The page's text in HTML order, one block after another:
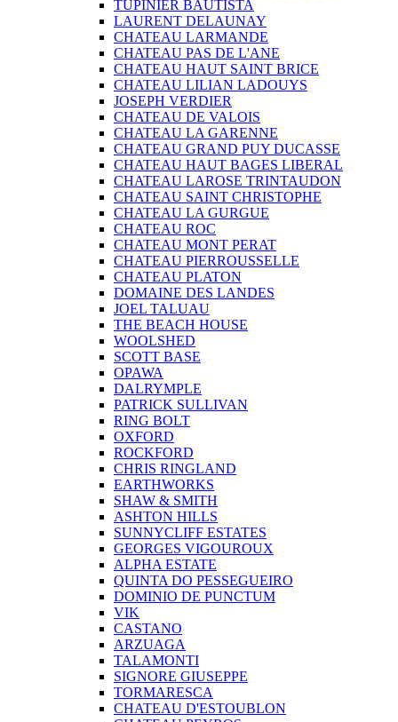
TUPINIER BAUTISTA
LAURENT DELAUNAY
CHATEAU LARMANDE
CHATEAU PAS DE L'ANE
CHATEAU HAUT SAINT BRICE
CHATEAU LILIAN LADOUYS
JOSEPH VERDIER
CHATEAU DE VALOIS
CHATEAU LA GARENNE
CHATEAU GRAND PUY DUCASSE
CHATEAU HAUT BAGES LIBERAL
CHATEAU LAROSE TRINTAUDON
CHATEAU SAINT CHRISTOPHE
CHATEAU LA GURGUE
CHATEAU ROC
CHATEAU MONT PERAT
CHATEAU PIERROUSSELLE
CHATEAU PLATON
DOMAINE DES LANDES
JOEL TALUAU
THE BEACH HOUSE
WOOLSHED
SCOTT BASE
OPAWA
DALRYMPLE
PATRICK SULLIVAN
RING BOLT
OXFORD
ROCKFORD
CHRIS RINGLAND
EARTHWORKS
SHAW & SMITH
ASHTON HILLS
SUNNYCLIFF ESTATES
GEORGES VIGOUROUX
ALPHA ESTATE
QUINTA DO PESSEGUEIRO
DOMINIO DE PUNCTUM
VIK
CASTANO
ARZUAGA
TALAMONTI
SIGNORE GIUSEPPE
TORMARESCA
CHATEAU D'ESTOUBLON